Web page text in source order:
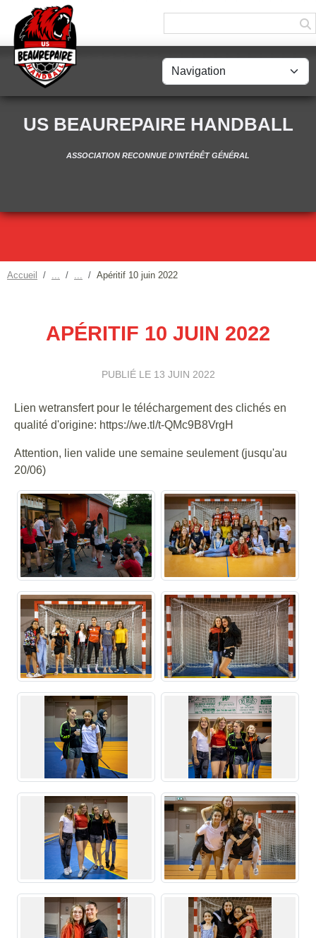
US BEAUREPAIRE HANDBALL
ASSOCIATION RECONNUE D'INTÉRÊT GÉNÉRAL
Accueil Apéritif 10 juin 2022
APÉRITIF 10 JUIN 2022
PUBLIÉ LE 13 JUIN 2022
Lien wetransfert pour le téléchargement des clichés en
qualité d'origine: https://we.tl/t-QMc9B8VrgH
Attention, lien valide une semaine seulement (jusqu'au
20/06)
Panneau de gestion des cookies